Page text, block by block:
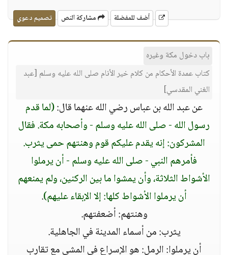
أضف للمفضلة مشاركة النص تصميم دعوي
باب دخول مكة وغيره
كتاب عمدة الأحكام من كلام خير الأنام صلى الله عليه وسلم [عبد
الغني المقدسي]
عن عبد الله بن عباس رضي الله عنهما قال:(لما قدم
رسول الله - صلى الله عليه وسلم - وأصحابه مكة. فقال
المشركون: إنه يقدم عليكم قوم وهنتهم حمى يثرب.
فأمرهم النبي - صلى الله عليه وسلم - أن يرملوا
الأشواط الثلاثة، وأن يمشوا ما بين الركنين، ولم يمنعهم
أن يرملوا الأشواط كلها: إلا الإبقاء عليهم).
وهنتهم: أضعفتهم.
يثرب: من أسماء المدينة في الجاهلية.
أن يرملوا: الرمل: هو الإسراع في المشي مع تقارب